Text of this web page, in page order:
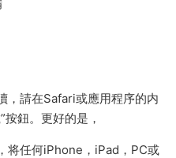
，請在Safari或應用程序的内
鈕。更好的是，
将任何iPhone，iPad，PC或